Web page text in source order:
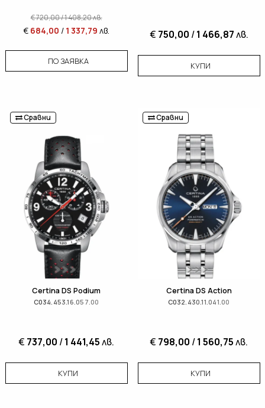
€720,00/1 408,20лв.
€ 684,00 / 1 337,79 лв.
ПО ЗАЯВКА
€ 750,00 /1 466,87лв.
КУПИ
Сравни
Certina DS Podium
C034.453.16.057.00
€ 737,00 /1 441,45лв.
КУПИ
Сравни
Certina DS Action
C032.430.11.041.00
€ 798,00 /1 560,75лв.
КУПИ